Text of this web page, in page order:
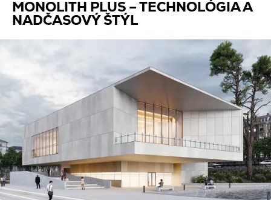
MONOLITH PLUS – TECHNOLÓGIA A
NADČASOVÝ ŠTÝL